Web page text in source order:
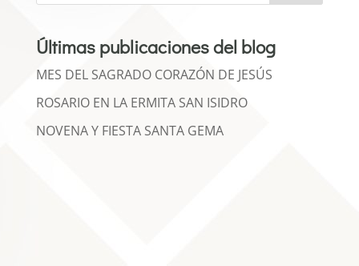
Últimas publicaciones del blog
MES DEL SAGRADO CORAZÓN DE JESÚS
ROSARIO EN LA ERMITA SAN ISIDRO
NOVENA Y FIESTA SANTA GEMA